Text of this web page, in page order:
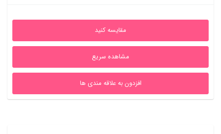
5,100,000ریال
2,100,000ریال
مقایسه کنید
مشاهده سریع
افزدون به علاقه مندی ها